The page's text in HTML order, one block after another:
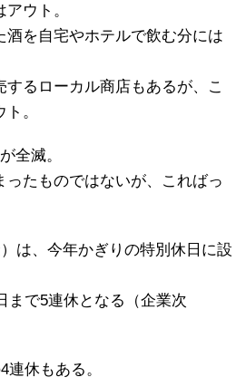
ウト。
酒を自宅やホテルで飲む分には
するローカル商店もあるが、こ
。
全滅。
ったものではないが、こればっ
は、今年かぎりの特別休日に設
まで5連休となる（企業次
休もある。